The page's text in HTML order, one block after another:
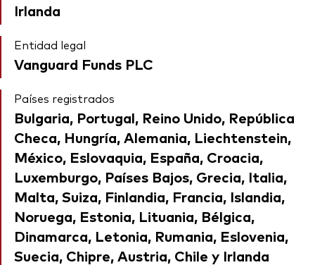
Irlanda
Entidad legal
Vanguard Funds PLC
Países registrados
Bulgaria, Portugal, Reino Unido, República
Checa, Hungría, Alemania, Liechtenstein,
México, Eslovaquia, España, Croacia,
Luxemburgo, Países Bajos, Grecia, Italia,
Malta, Suiza, Finlandia, Francia, Islandia,
Noruega, Estonia, Lituania, Bélgica,
Dinamarca, Letonia, Rumania, Eslovenia,
Suecia, Chipre, Austria, Chile y Irlanda